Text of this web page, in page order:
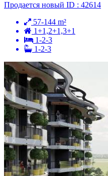
Продается новый ID : 42614
57-144 m²
1+1,2+1,3+1
1-2-3
1-2-3